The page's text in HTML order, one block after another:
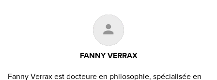
FANNY VERRAX
Fanny Verrax est docteure en philosophie, spécialisée en